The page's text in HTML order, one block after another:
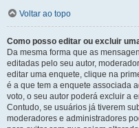
Voltar ao topo
Como posso editar ou excluir
Da mesma forma que as
editadas pelo seu autor,
editar uma enquete, clique na
é a que tem a enquete associada
voto, o seu autor poderá excluir a
Contudo, se usuários já tiverem
moderadores e administradores